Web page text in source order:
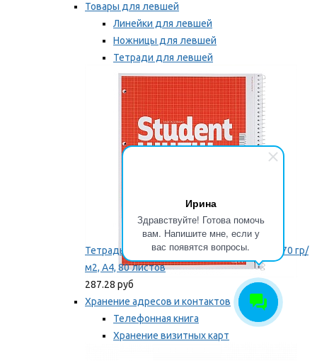
Ирина
Здравствуйте! Готова помочь
вам. Напишите мне, если у
вас появятся вопросы.
Товары для левшей
Линейки для левшей
Ножницы для левшей
Тетради для левшей
Точилки для левшей
Мы рекомендуем
Тетрадь для левши Brunnen, на пружине, 70 гр/
м2, А4, 80 листов
287.28 руб
Хранение адресов и контактов
Телефонная книга
Хранение визитных карт